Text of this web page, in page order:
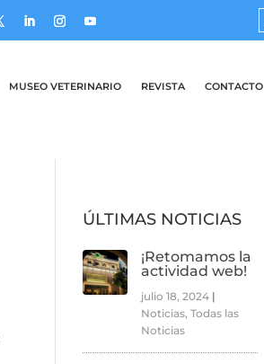
MUSEO VETERINARIO REVISTA CONTACTO
ÚLTIMAS NOTICIAS
¡Retomamos la
actividad web!
julio 18, 2024 |
Noticias,Todas las
Noticias